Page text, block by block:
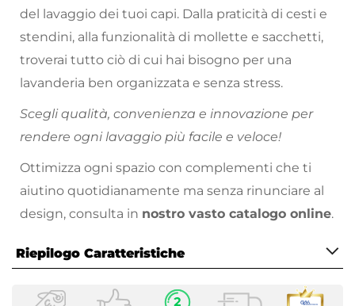
del lavaggio dei tuoi capi. Dalla praticità di cesti e
stendini, alla funzionalità di mollette e sacchetti,
troverai tutto ciò di cui hai bisogno per una
lavanderia ben organizzata e senza stress.
Scegli qualità, convenienza e innovazione per
rendere ogni lavaggio più facile e veloce!
Ottimizza ogni spazio con complementi che ti
aiutino quotidianamente ma senza rinunciare al
design, consulta in nostro vasto catalogo online.
Riepilogo Caratteristiche
Caratteristiche